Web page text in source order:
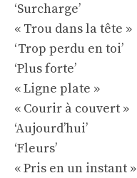
‘Surcharge’
« Trou dans la tête »
‘Trop perdu en toi’
‘Plus forte’
« Ligne plate »
« Courir à couvert »
‘Aujourd’hui’
‘Fleurs’
« Pris en un instant »